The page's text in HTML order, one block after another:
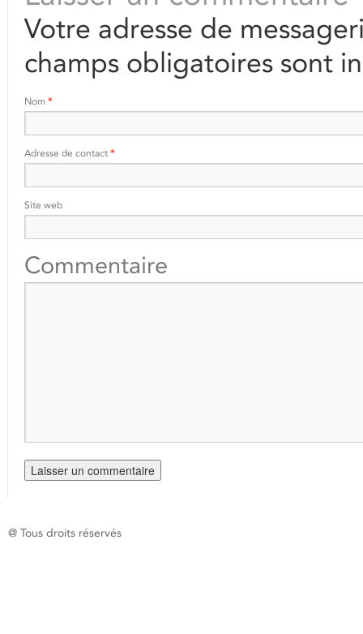
Votre adresse de
champs obligatoires sont
Nom *
Adresse de contact *
Site web
Commentaire
@ Tous droits réservés